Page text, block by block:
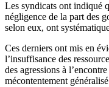
Les syndicats ont indiqué
négligence de la part des
selon eux, ont
Ces derniers ont mis en
l’insuffisance des
des agressions à
mécontentement